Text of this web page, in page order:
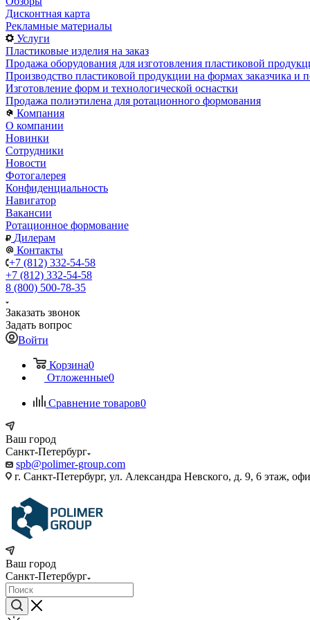
Дисконтная карта
Рекламные материалы
Услуги
Пластиковые изделия на заказ
Продажа оборудования для изготовления пластиковой
Производство пластиковой продукции на формах заказчика и
Изготовление форм и технологической оснастки
Продажа полиэтилена для ротационного формования
Компания
О компании
Новинки
Сотрудники
Новости
Фотогалерея
Конфиденциальность
Навигатор
Вакансии
Ротационное формование
Дилерам
Контакты
+7 (812) 332-54-58
+7 (812) 332-54-58
8 (800) 500-78-35
Заказать звонок
Задать вопрос
Войти
Корзина0
Отложенные0
Сравнение товаров0
Ваш город
Санкт-Петербург
spb@polimer-group.com
г. Санкт-Петербург, ул. Александра Невского, д. 9, 6 этаж,
Ваш город
Санкт-Петербург